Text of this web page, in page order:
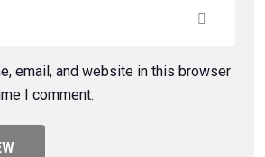
email, and website in this browser
I comment.